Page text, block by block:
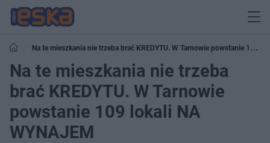
Na te mieszkania nie trzeba brać KREDYTU. W Tarnowie powstanie 109
lokali NA WYNAJEM
Na te mieszkania nie trzeba
brać KREDYTU. W Tarnowie
powstanie 109 lokali NA
WYNAJEM